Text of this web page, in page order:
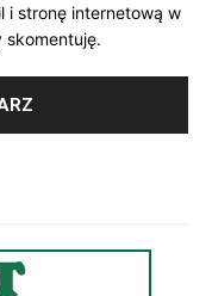
i stronę internetową w